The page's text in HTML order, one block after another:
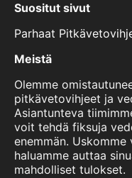
Suositut sivut
Parhaat
Meistä
Olemme
pitkävetovihjeet ja
Asiantunteva
voit tehdä fiksuja
enemmän. Uskomme
haluamme auttaa
mahdolliset tulokset.